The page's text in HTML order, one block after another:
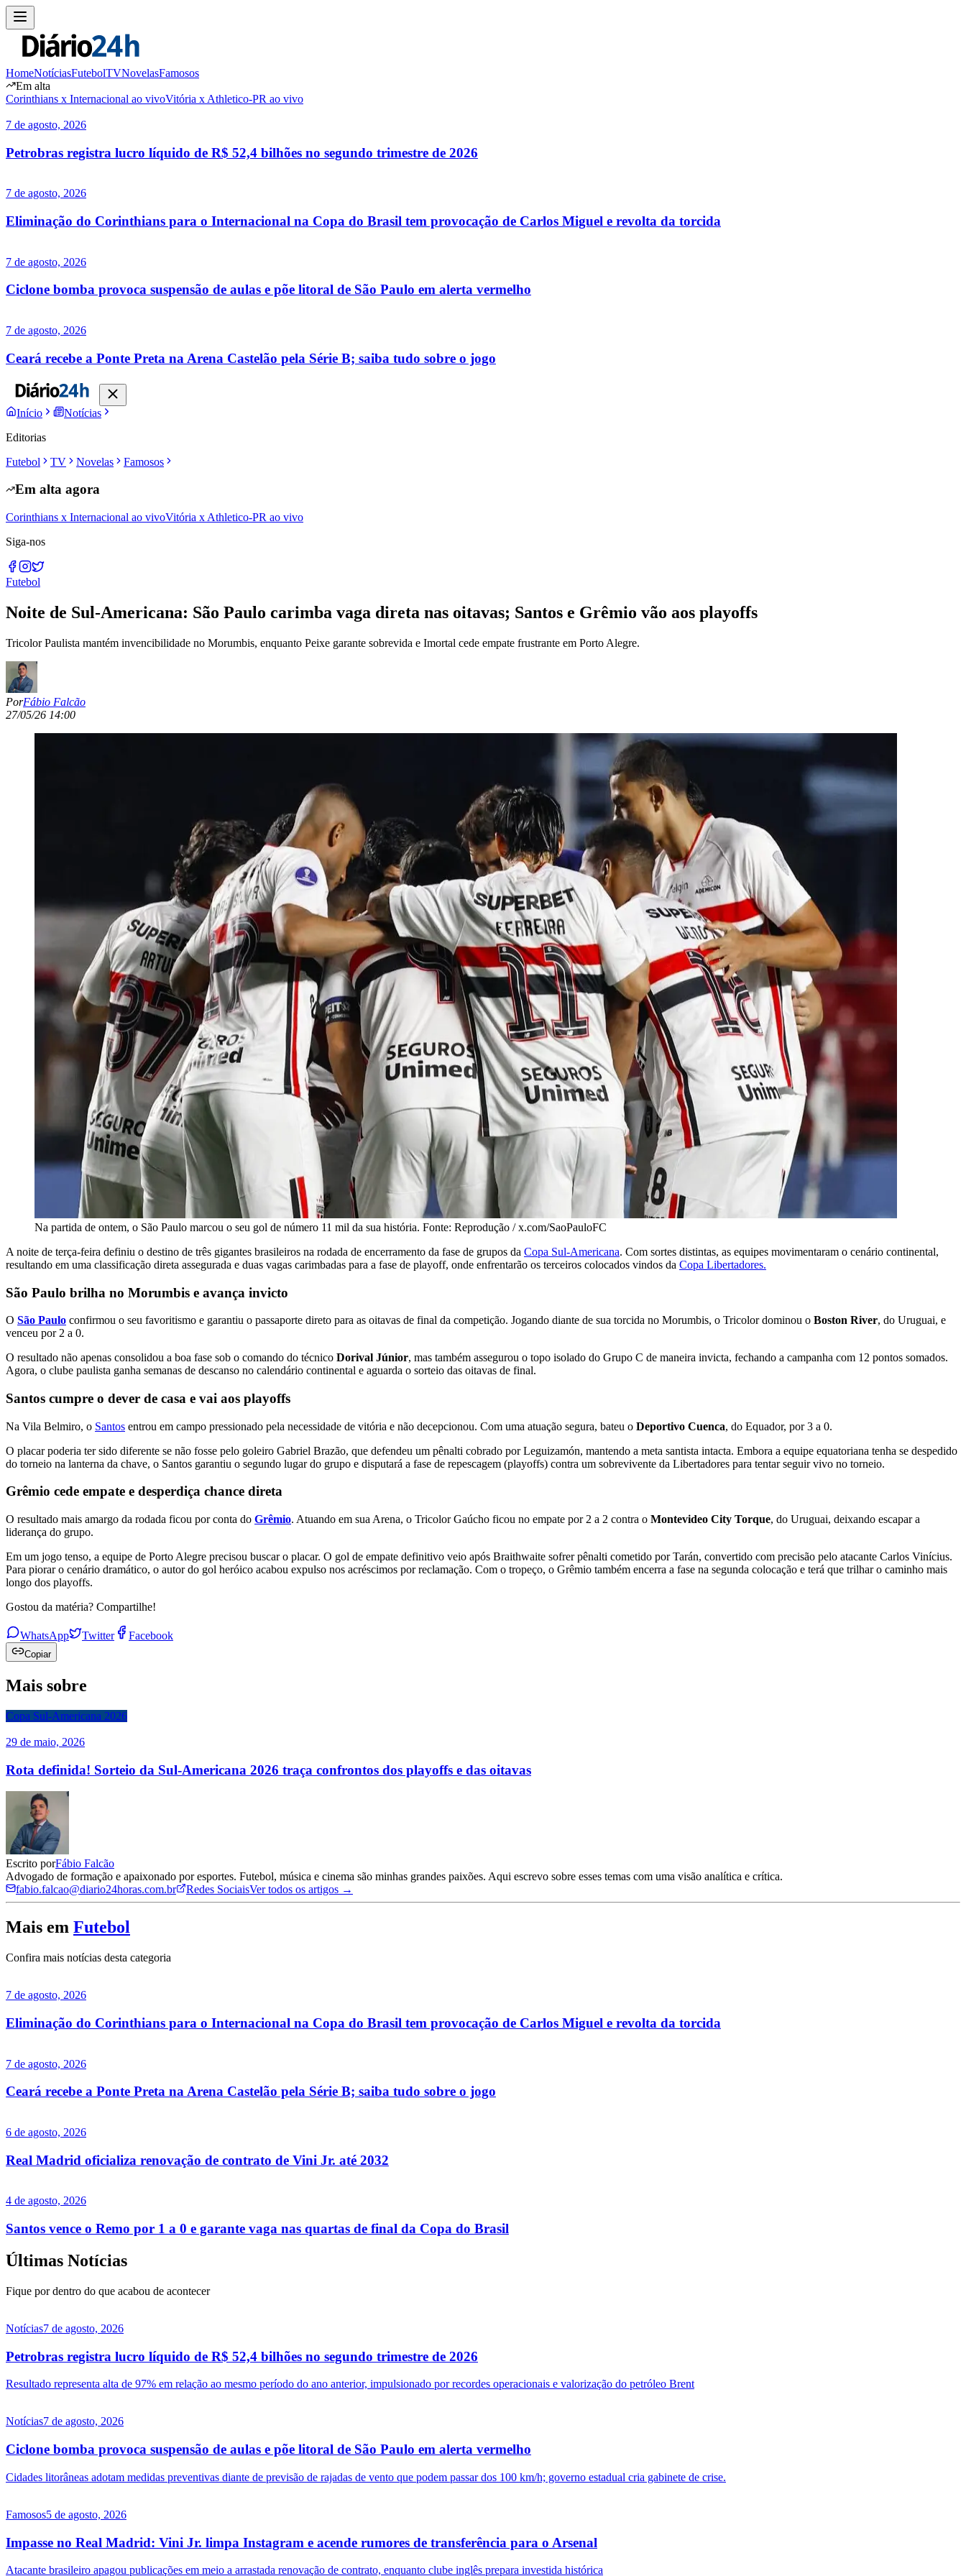
HomeNotíciasFutebolTVNovelasFamosos
Em alta
Corinthians x Internacional ao vivoVitória x Athletico-PR ao vivo
7 de agosto, 2026
Petrobras registra lucro líquido de R$ 52,4 bilhões no segundo trimestre de 2026
7 de agosto, 2026
Eliminação do Corinthians para o Internacional na Copa do Brasil tem provocação de Carlos Miguel e revolta da torcida
7 de agosto, 2026
Ciclone bomba provoca suspensão de aulas e põe litoral de São Paulo em alerta vermelho
7 de agosto, 2026
Ceará recebe a Ponte Preta na Arena Castelão pela Série B; saiba tudo sobre o jogo
Início
Notícias
Editorias
Futebol
TV Novelas Famosos
Em alta agora
Corinthians x Internacional ao vivoVitória x Athletico-PR ao vivo
Siga-nos
Futebol
Noite de Sul-Americana: São Paulo carimba vaga direta nas oitavas; Santos e Grêmio vão aos playoffs
Tricolor Paulista mantém invencibilidade no Morumbis, enquanto Peixe garante sobrevida e Imortal cede empate frustrante em Porto Alegre.
PorFábio Falcão
27/05/26 14:00
Na partida de ontem, o São Paulo marcou o seu gol de número 11 mil da sua história. Fonte: Reprodução / x.com/SaoPauloFC
A noite de terça-feira definiu o destino de três gigantes brasileiros na rodada de encerramento da fase de grupos da Copa Sul-Americana. Com sortes distintas, as equipes movimentaram o cenário continental,
resultando em uma classificação direta assegurada e duas vagas carimbadas para a fase de playoff, onde enfrentarão os terceiros colocados vindos da Copa Libertadores.
São Paulo brilha no Morumbis e avança invicto
O São Paulo confirmou o seu favoritismo e garantiu o passaporte direto para as oitavas de final da competição. Jogando diante de sua torcida no Morumbis, o Tricolor dominou o Boston River, do Uruguai, e
venceu por 2 a 0.
O resultado não apenas consolidou a boa fase sob o comando do técnico Dorival Júnior, mas também assegurou o topo isolado do Grupo C de maneira invicta, fechando a campanha com 12 pontos somados.
Agora, o clube paulista ganha semanas de descanso no calendário continental e aguarda o sorteio das oitavas de final.
Santos cumpre o dever de casa e vai aos playoffs
Na Vila Belmiro, o Santos entrou em campo pressionado pela necessidade de vitória e não decepcionou. Com uma atuação segura, bateu o Deportivo Cuenca, do Equador, por 3 a 0.
O placar poderia ter sido diferente se não fosse pelo goleiro Gabriel Brazão, que defendeu um pênalti cobrado por Leguizamón, mantendo a meta santista intacta. Embora a equipe equatoriana tenha se despedido
do torneio na lanterna da chave, o Santos garantiu o segundo lugar do grupo e disputará a fase de repescagem (playoffs) contra um sobrevivente da Libertadores para tentar seguir vivo no torneio.
Grêmio cede empate e desperdiça chance direta
O resultado mais amargo da rodada ficou por conta do Grêmio. Atuando em sua Arena, o Tricolor Gaúcho ficou no empate por 2 a 2 contra o Montevideo City Torque, do Uruguai, deixando escapar a
liderança do grupo.
Em um jogo tenso, a equipe de Porto Alegre precisou buscar o placar. O gol de empate definitivo veio após Braithwaite sofrer pênalti cometido por Tarán, convertido com precisão pelo atacante Carlos Vinícius.
Para piorar o cenário dramático, o autor do gol heróico acabou expulso nos acréscimos por reclamação. Com o tropeço, o Grêmio também encerra a fase na segunda colocação e terá que trilhar o caminho mais
longo dos playoffs.
Gostou da matéria? Compartilhe!
WhatsApp Twitter Facebook
Copiar
Mais sobre
Copa Sul-Americana 2026
29 de maio, 2026
Rota definida! Sorteio da Sul-Americana 2026 traça confrontos dos playoffs e das oitavas
Escrito porFábio Falcão
Advogado de formação e apaixonado por esportes. Futebol, música e cinema são minhas grandes paixões. Aqui escrevo sobre esses temas com uma visão analítica e crítica.
fabio.falcao@diario24horas.com.br
Redes SociaisVer todos os artigos →
Mais em Futebol
Confira mais notícias desta categoria
7 de agosto, 2026
Eliminação do Corinthians para o Internacional na Copa do Brasil tem provocação de Carlos Miguel e revolta da torcida
7 de agosto, 2026
Ceará recebe a Ponte Preta na Arena Castelão pela Série B; saiba tudo sobre o jogo
6 de agosto, 2026
Real Madrid oficializa renovação de contrato de Vini Jr. até 2032
4 de agosto, 2026
Santos vence o Remo por 1 a 0 e garante vaga nas quartas de final da Copa do Brasil
Últimas Notícias
Fique por dentro do que acabou de acontecer
Notícias7 de agosto, 2026
Petrobras registra lucro líquido de R$ 52,4 bilhões no segundo trimestre de 2026
Resultado representa alta de 97% em relação ao mesmo período do ano anterior, impulsionado por recordes operacionais e valorização do petróleo Brent
Notícias7 de agosto, 2026
Ciclone bomba provoca suspensão de aulas e põe litoral de São Paulo em alerta vermelho
Cidades litorâneas adotam medidas preventivas diante de previsão de rajadas de vento que podem passar dos 100 km/h; governo estadual cria gabinete de crise.
Famosos5 de agosto, 2026
Impasse no Real Madrid: Vini Jr. limpa Instagram e acende rumores de transferência para o Arsenal
Atacante brasileiro apagou publicações em meio a arrastada renovação de contrato, enquanto clube inglês prepara investida histórica